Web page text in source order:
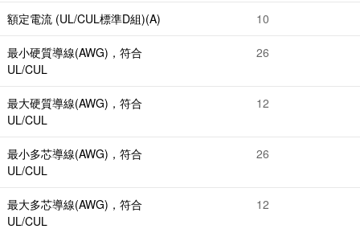
額定電流 (UL/CUL標準D組)(A) 10
最小硬質導線(AWG)，符合
UL/CUL
26
最大硬質導線(AWG)，符合
UL/CUL
12
最小多芯導線(AWG)，符合
UL/CUL
26
最大多芯導線(AWG)，符合
UL/CUL
12